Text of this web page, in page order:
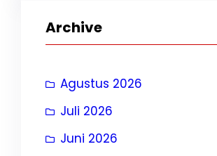
Archive
Agustus 2026
Juli 2026
Juni 2026